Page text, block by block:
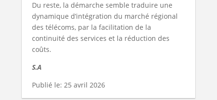
Du reste, la démarche semble traduire une
dynamique d’intégration du marché régional
des télécoms, par la facilitation de la
continuité des services et la réduction des
coûts.
S.A
Publié le: 25 avril 2026